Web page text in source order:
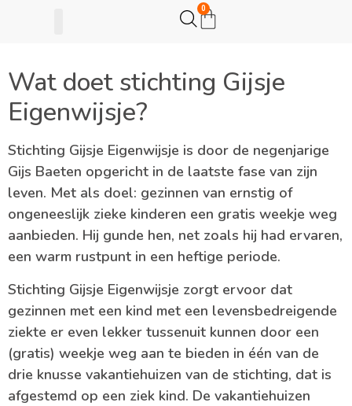
0
Wat doet stichting Gijsje
Eigenwijsje?
Stichting Gijsje Eigenwijsje is door de negenjarige
Gijs Baeten opgericht in de laatste fase van zijn
leven. Met als doel: gezinnen van ernstig of
ongeneeslijk zieke kinderen een gratis weekje weg
aanbieden. Hij gunde hen, net zoals hij had ervaren,
een warm rustpunt in een heftige periode.
Stichting Gijsje Eigenwijsje zorgt ervoor dat
gezinnen met een kind met een levensbedreigende
ziekte er even lekker tussenuit kunnen door een
(gratis) weekje weg aan te bieden in één van de
drie knusse vakantiehuizen van de stichting, dat is
afgestemd op een ziek kind. De vakantiehuizen